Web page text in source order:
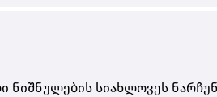
სიახლოვეს